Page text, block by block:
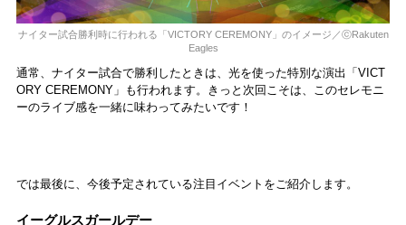
ナイター試合勝利時に行われる「VICTORY CEREMONY」のイメージ／ⓒRakuten
Eagles
通常、ナイター試合で勝利したときは、光を使った特別な演出「VICT
ORY CEREMONY」も行われます。きっと次回こそは、このセレモニ
ーのライブ感を一緒に味わってみたいです！
では最後に、今後予定されている注目イベントをご紹介します。
イーグルスガールデー